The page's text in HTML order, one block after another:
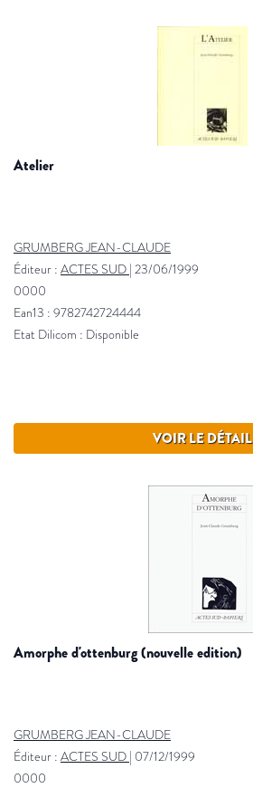
atelier
GRUMBERG JEAN-CLAUDE
Éditeur : ACTES SUD | 23/06/1999
0000
Ean13 : 9782742724444
Etat Dilicom : Disponible
VOIR LE DÉTAIL
amorphe d'ottenburg (nouvelle edition)
GRUMBERG JEAN-CLAUDE
Éditeur : ACTES SUD | 07/12/1999
0000